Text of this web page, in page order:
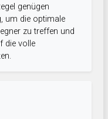
genügen
um die optimale
zu treffen und
die volle